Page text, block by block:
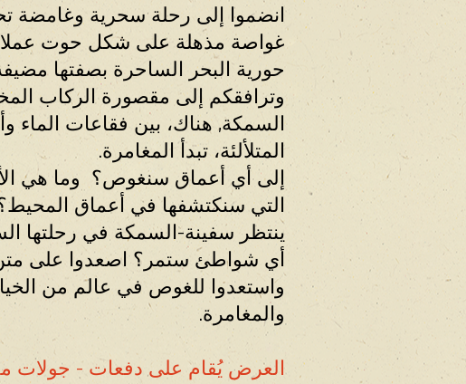
انضموا إلى رحلة سحرية وغامضة
غواصة مذهلة على شكل حوت
حورية البحر الساحرة بصفتها مضيفة
وترافقكم إلى مقصورة الركاب
السمكة, هناك، بين فقاعات الماء
المتلألئة، تبدأ المغامرة.
إلى أي أعماق سنغوص؟ وما هي
التي سنكتشفها في أعماق
ينتظر سفينة-السمكة في رحلتها
أي شواطئ ستمر؟ اصعدوا على متن
واستعدوا للغوص في عالم من
والمغامرة.
العرض يُقام على دفعات - جولات